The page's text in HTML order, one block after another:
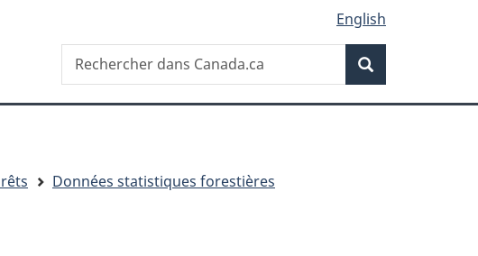
English
Recherche
Rechercher
dans
Recherche
Données statistiques forestières